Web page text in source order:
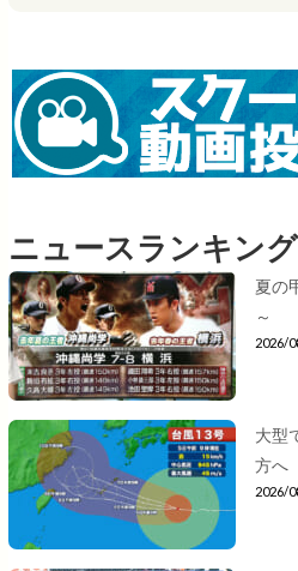
ニュースランキング
夏の
～
2026/
大型
方へ
2026/